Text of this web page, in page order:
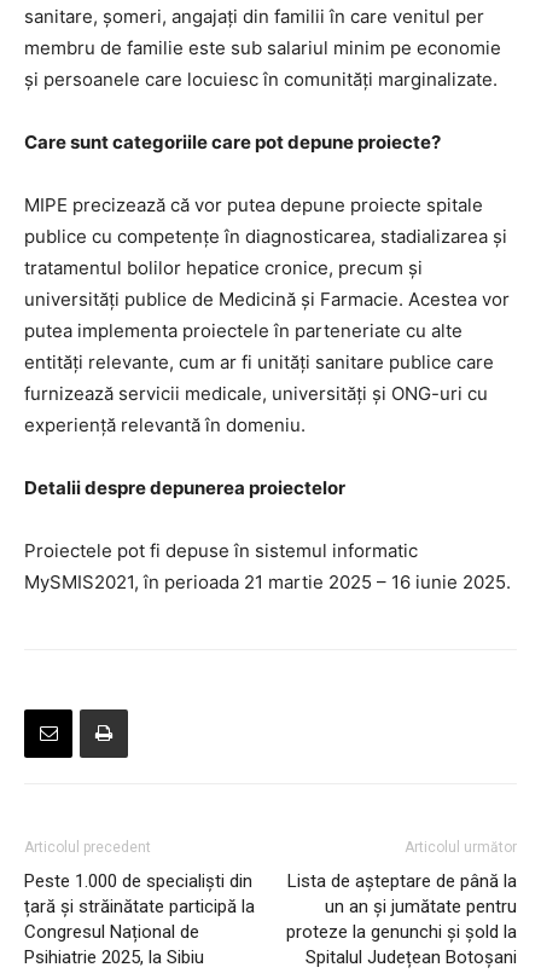
sanitare, șomeri, angajați din familii în care venitul per
membru de familie este sub salariul minim pe economie
și persoanele care locuiesc în comunități marginalizate.
Care sunt categoriile care pot depune proiecte?
MIPE precizează că vor putea depune proiecte spitale
publice cu competențe în diagnosticarea, stadializarea și
tratamentul bolilor hepatice cronice, precum și
universități publice de Medicină și Farmacie. Acestea vor
putea implementa proiectele în parteneriate cu alte
entități relevante, cum ar fi unități sanitare publice care
furnizează servicii medicale, universități și ONG-uri cu
experiență relevantă în domeniu.
Detalii despre depunerea proiectelor
Proiectele pot fi depuse în sistemul informatic
MySMIS2021, în perioada 21 martie 2025 – 16 iunie 2025.
Articolul precedent
Peste 1.000 de specialiști din
țară și străinătate participă la
Congresul Național de
Psihiatrie 2025, la Sibiu
Articolul următor
Lista de așteptare de până la
un an și jumătate pentru
proteze la genunchi și șold la
Spitalul Județean Botoșani